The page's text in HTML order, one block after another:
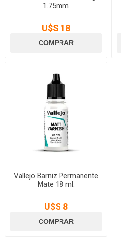
1.75mm
U$S 18
Vallejo Barniz Permanente
Mate 18 ml.
U$S 8